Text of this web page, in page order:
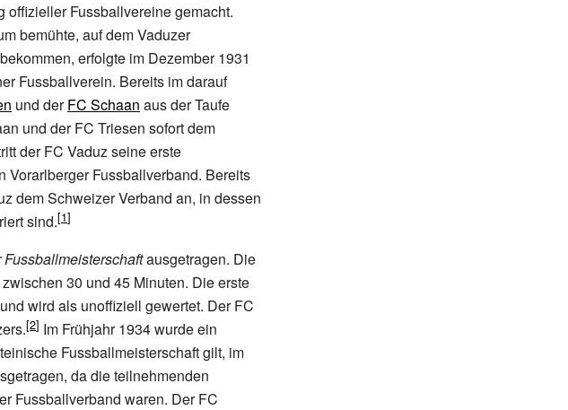
offizieller Fussballvereine gemacht.
bemühte, auf dem Vaduzer
erfolgte im Dezember 1931
Fussballverein. Bereits im darauf
und derFC Schaan aus der Taufe
und der FC Triesen sofort dem
der FC Vaduz seine erste
Vorarlberger Fussballverband. Bereits
dem Schweizer Verband an, in dessen
sind.
ausgetragen. Die
30 und 45 Minuten. Die erste
wird als unoffiziell gewertet. Der FC
Im Frühjahr 1934 wurde ein
Fussballmeisterschaft gilt, im
da die teilnehmenden
Fussballverband waren. Der FC